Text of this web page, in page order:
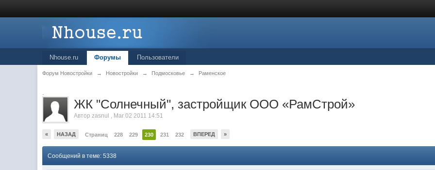
Nhouse.ru Форумы Пользователи
Форум Новостройки → Новостройки → Подмосковье → Раменское
.
ЖК "Солнечный", застройщик ООО «РамСтрой»
Авторzasnul , Mar 02 2011 14:51
« НАЗАД Страниц 228 229 230 231 232 ВПЕРЕД »
Сообщений в теме: 5338